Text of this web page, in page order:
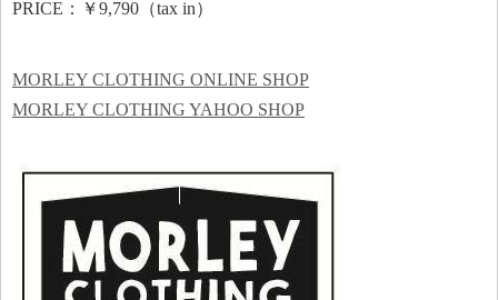
PRICE：￥9,790（tax in）
MORLEY CLOTHING ONLINE SHOP
MORLEY CLOTHING YAHOO SHOP